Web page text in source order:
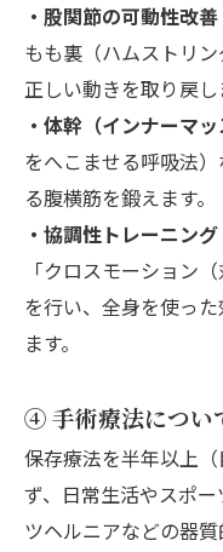
・股関節の可動性改善
もも裏（ハムストリ
正しい動きを取り戻し
・体幹（インナーマ
をへこませる呼吸法
る腹横筋を鍛えます。
・協調性トレーニング
「クロスモーション
を行い、全身を使っ
ます。
④ 手術療法につい
保存療法を半年以上
ず、日常生活やスポ
ツヘルニアなどの器